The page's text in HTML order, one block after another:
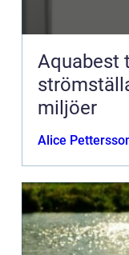
Aquabest tåliga vägguttag och
miljöer
Alice